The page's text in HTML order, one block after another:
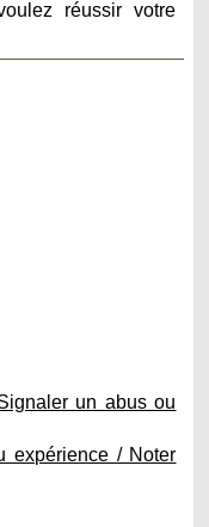
réussir votre
un abus ou
expérience / Noter